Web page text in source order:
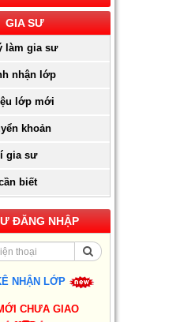
GIA SƯ
làm gia sư
nhận lớp
lớp mới
khoản
gia sư
biết
ĐĂNG NHẬP
NHẬN LỚP
CHƯA GIAO
Gia Sư Luyện Thi IELTS
Cấp Tốc - Lộ Trình Đạt